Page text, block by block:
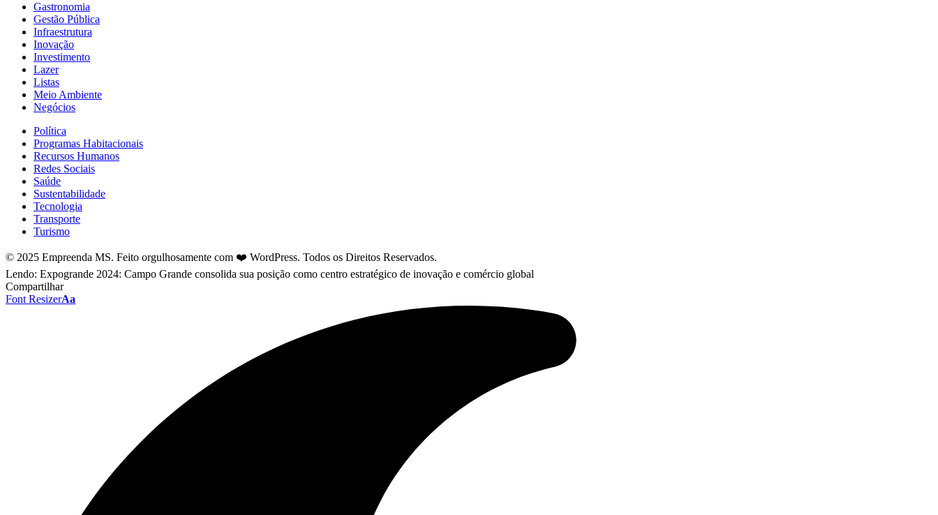
Gastronomia
Gestão Pública
Infraestrutura
Inovação
Investimento
Lazer
Listas
Meio Ambiente
Negócios
Política
Programas Habitacionais
Recursos Humanos
Redes Sociais
Saúde
Sustentabilidade
Tecnologia
Transporte
Turismo
© 2025 Empreenda MS. Feito orgulhosamente com ❤️ WordPress. Todos os Direitos Reservados.
Lendo: Expogrande 2024: Campo Grande consolida sua posição como centro estratégico de inovação e comércio global
Compartilhar
Font ResizerAa